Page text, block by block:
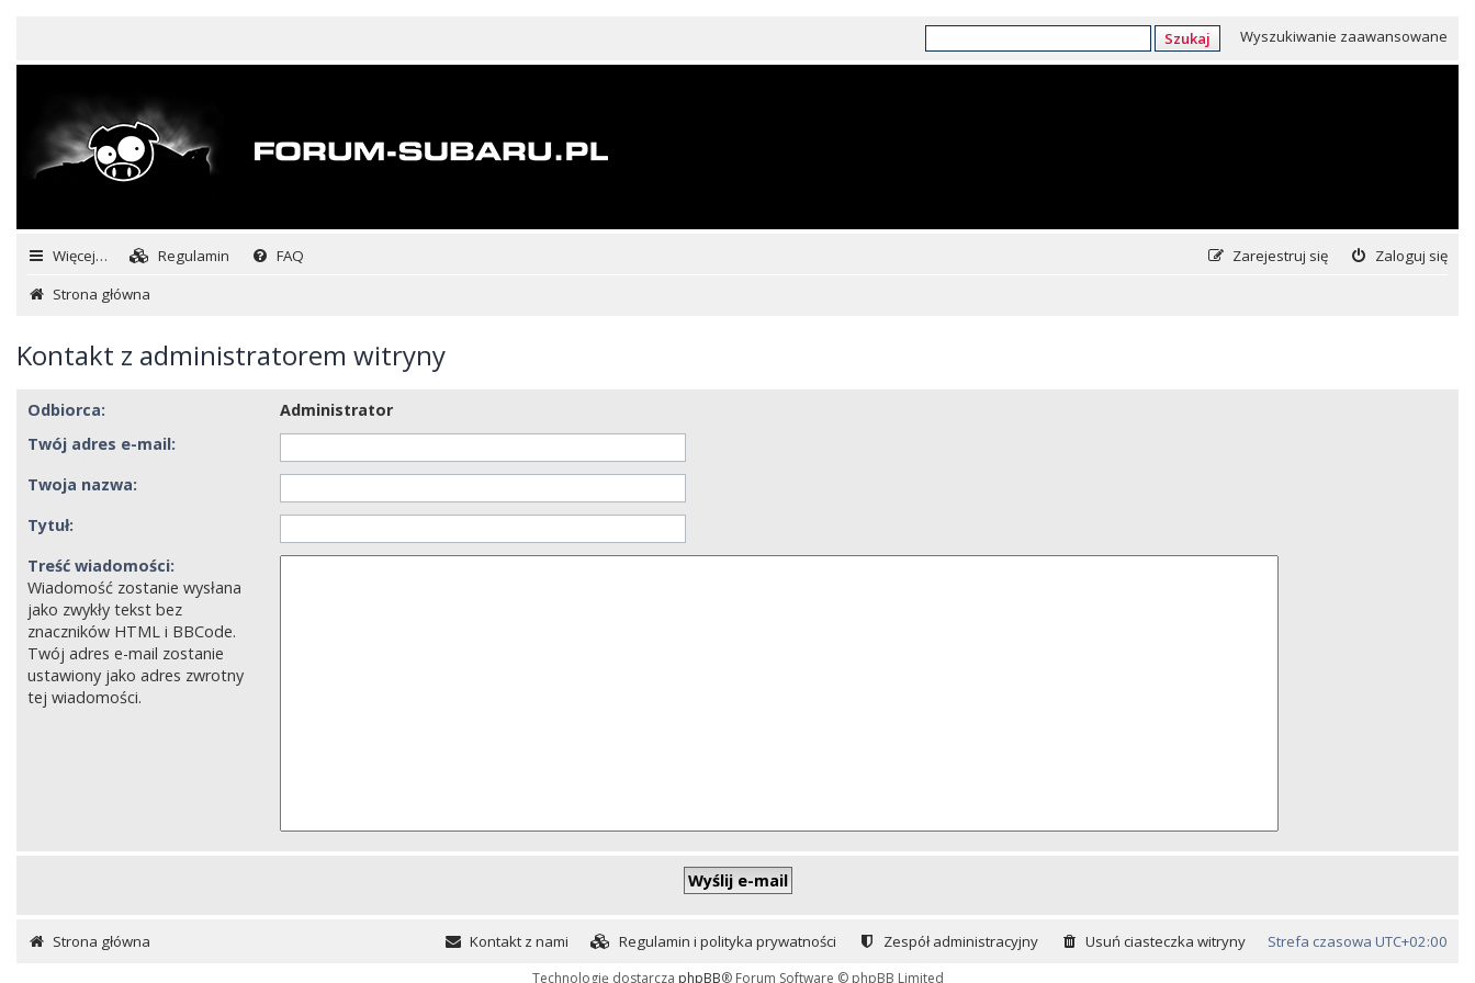
Szukaj Wyszukiwanie zaawansowane
Więcej… Regulamin FAQ Zaloguj się
Zarejestruj się
Strona główna
Kontakt z administratorem witryny
Odbiorca:
Administrator
Twój adres e-mail:
Twoja nazwa:
Tytuł:
Treść wiadomości:
Wiadomość zostanie wysłana
jako zwykły tekst bez
znaczników HTML i BBCode.
Twój adres e-mail zostanie
ustawiony jako adres zwrotny
tej wiadomości.
Strona główna Strefa czasowa UTC+02:00
Usuń ciasteczka witryny
Zespół administracyjny
Regulamin i polityka prywatności
Kontakt z nami
Technologię dostarcza phpBB® Forum Software © phpBB Limited